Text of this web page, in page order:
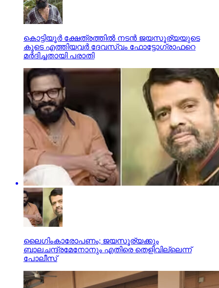
കൊട്ടിയൂര്‍ ക്ഷേത്രത്തില്‍ നടന്‍ ജയസൂര്യയുടെ
കൂടെ എത്തിയവര്‍ ദേവസ്വം ഫോട്ടോഗ്രാഫറെ
മര്‍ദിച്ചതായി പരാതി
ലൈഗിംകാരോപണം; ജയസൂര്യക്കും
ബാലചന്ദ്രമേനോനും എതിരെ തെളിവില്ലെന്ന്
പോലീസ്